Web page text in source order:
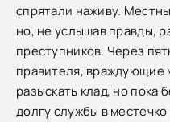
спрятали наживу.
но, не услышав правды,
преступников. Через
правителя, враждующие
разыскать клад, но
долгу службы в